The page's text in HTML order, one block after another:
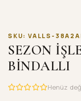
SKU: VALLS-
SEZON
BİNDALLI
Henüz